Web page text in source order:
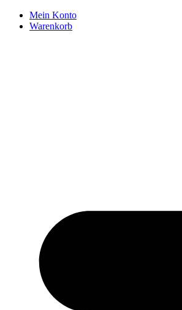
Zum
Inhalt
Mein Konto
Warenkorb